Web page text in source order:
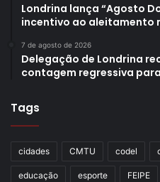
Londrina lança “Agosto
incentivo ao aleitamento
7 de agosto de 2026
Delegação de Londrina
contagem regressiva
Tags
cidades CMTU codel
educação esporte FEIPE